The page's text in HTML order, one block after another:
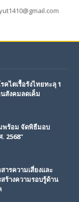
ไตเรื้อรังไทยทะลุ 1
สังคมลดเค็ม
พร้อม จัดพิธีมอบ
2568”
รความเสี่ยงและ
างความรอบรู้ด้าน